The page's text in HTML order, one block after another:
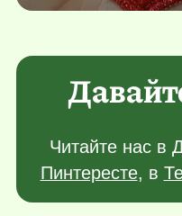
Читайте нас в
Пинтересте, в